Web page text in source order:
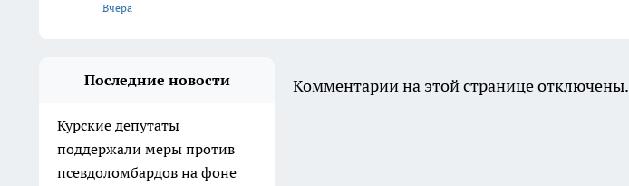
Вчера
Последние новости
Курские депутаты
поддержали меры против
псевдоломбардов на фоне
Комментарии на этой странице отключены.